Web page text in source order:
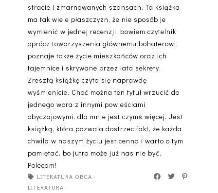
stracie i zmarnowanych szansach. Ta książka
ma tak wiele płaszczyzn, że nie sposób je
wymienić w jednej recenzji, bowiem czytelnik
oprócz towarzyszenia głównemu bohaterowi,
poznaje także życie mieszkańców oraz ich
tajemnice i skrywane przez lata sekrety.
Zresztą książkę czyta się naprawdę
wyśmienicie. Choć można ten tytuł wrzucić do
jednego wora z innymi powieściami
obyczajowymi, dla mnie jest czymś więcej. Jest
książką, która pozwala dostrzec fakt, że każda
chwila w naszym życiu jest cenna i warto o tym
pamiętać, bo jutro może już nas nie być.
Polecam!
LITERATURA OBCA ·
LITERATURA